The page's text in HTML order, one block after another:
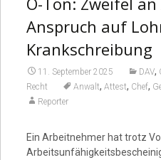
Anspruch auf
Krankschreibung
11. September 2025 DAV,
Recht Anwalt, Attest, Chef,
Reporter
Ein Arbeitnehmer hat trotz